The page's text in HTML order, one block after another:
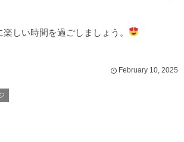
しい時間を過ごしましょう。
February 10 2025